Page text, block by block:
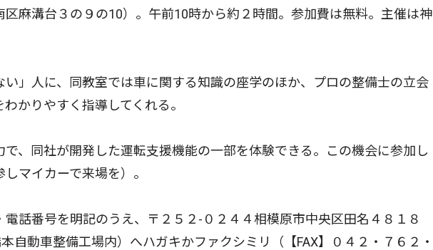
麻溝台３の９の10）。午前10時から約２時間。参加費は無料。主催は神
」人に、同教室では車に関する知識の座学のほか、プロの整備士の立会
かりやすく指導してくれる。
、同社が開発した運転支援機能の一部を体験できる。この機会に参加し
マイカーで来場を）。
話番号を明記のうえ、〒２５２-０２４４相模原市中央区田名４８１８
自動車整備工場内）へハガキかファクシミリ（【FAX】０４２・７６２・